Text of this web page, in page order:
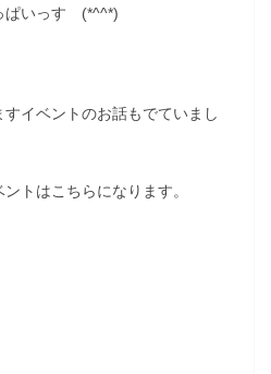
ぱいっす (*^^*)
イベントのお話もでていまし
トはこちらになります。